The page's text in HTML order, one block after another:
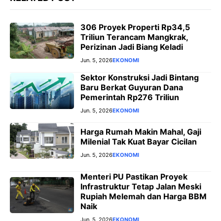
306 Proyek Properti Rp34,5
Triliun Terancam Mangkrak,
Perizinan Jadi Biang Keladi
Jun. 5, 2026EKONOMI
Sektor Konstruksi Jadi Bintang
Baru Berkat Guyuran Dana
Pemerintah Rp276 Triliun
Jun. 5, 2026EKONOMI
Harga Rumah Makin Mahal, Gaji
Milenial Tak Kuat Bayar Cicilan
Jun. 5, 2026EKONOMI
Menteri PU Pastikan Proyek
Infrastruktur Tetap Jalan Meski
Rupiah Melemah dan Harga BBM
Naik
Jun. 5, 2026EKONOMI